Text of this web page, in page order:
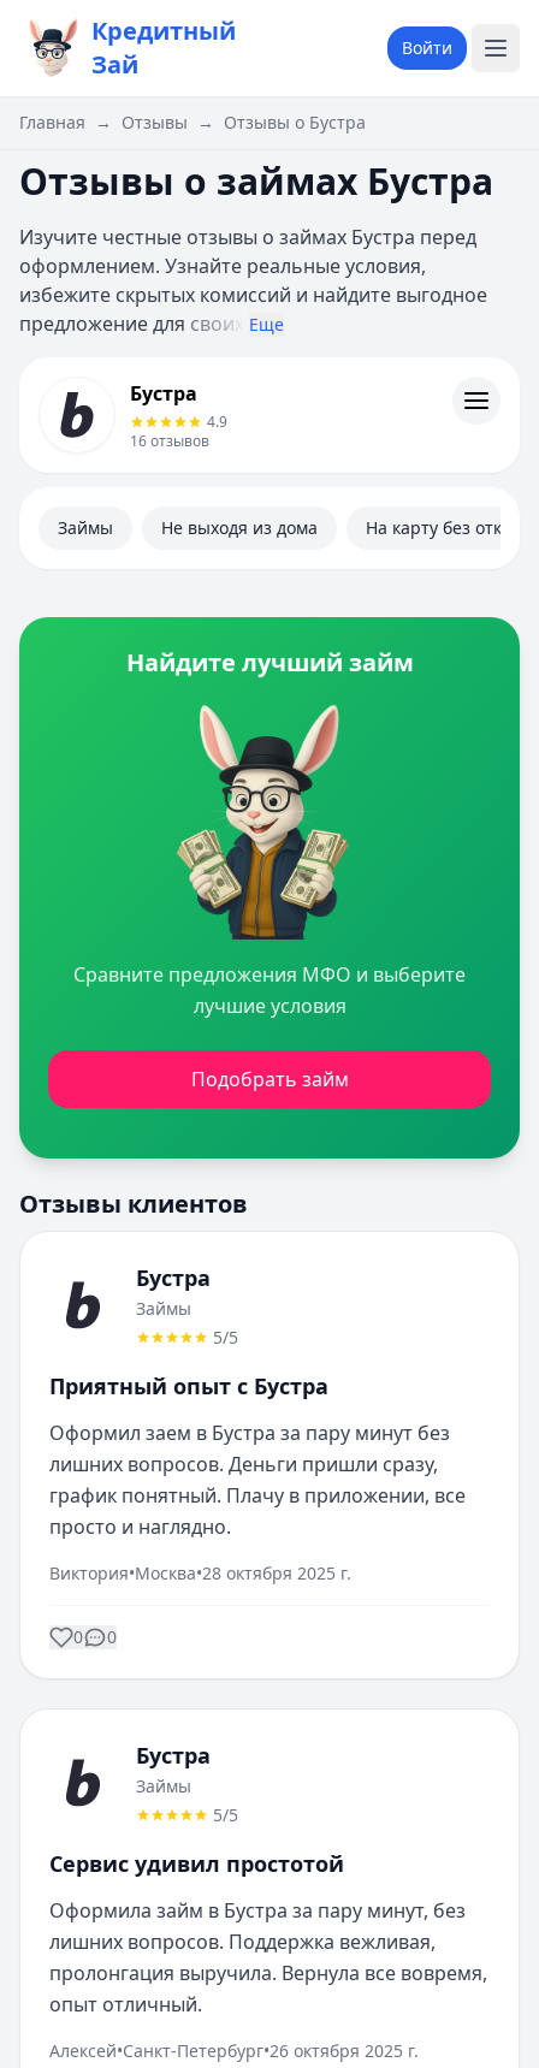
Кредитный
Зай
Войти
Главная → Отзывы → Отзывы о Бустра
Отзывы о займах Бустра
Изучите честные отзывы о займах Бустра перед
оформлением. Узнайте реальные условия,
избежите скрытых комиссий и найдите выгодное
предложение для своих Еще
ИнформацияБустра
4.9
16отзывов
Займы Не выходя из дома На карту без отказа
Найдите лучший займ
Сравните предложения МФО и выберите
лучшие условия
Подобрать займ
Отзывы клиентов
Бустра
Займы
5/5
Приятный опыт с Бустра
Оформил заем в Бустра за пару минут без
лишних вопросов. Деньги пришли сразу,
график понятный. Плачу в приложении, все
просто и наглядно.
Виктория•Москва•28 октября 2025 г.
0 0
Бустра
Займы
5/5
Сервис удивил простотой
Оформила займ в Бустра за пару минут, без
лишних вопросов. Поддержка вежливая,
пролонгация выручила. Вернула все вовремя,
опыт отличный.
Алексей•Санкт-Петербург•26 октября 2025 г.